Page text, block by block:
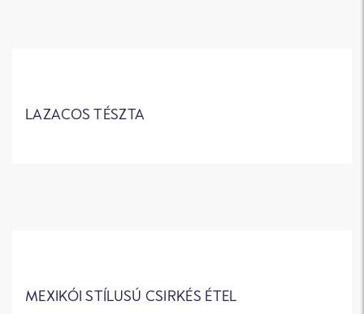
LAZACOS TÉSZTA
MEXIKÓI STÍLUSÚ CSIRKÉS ÉTEL